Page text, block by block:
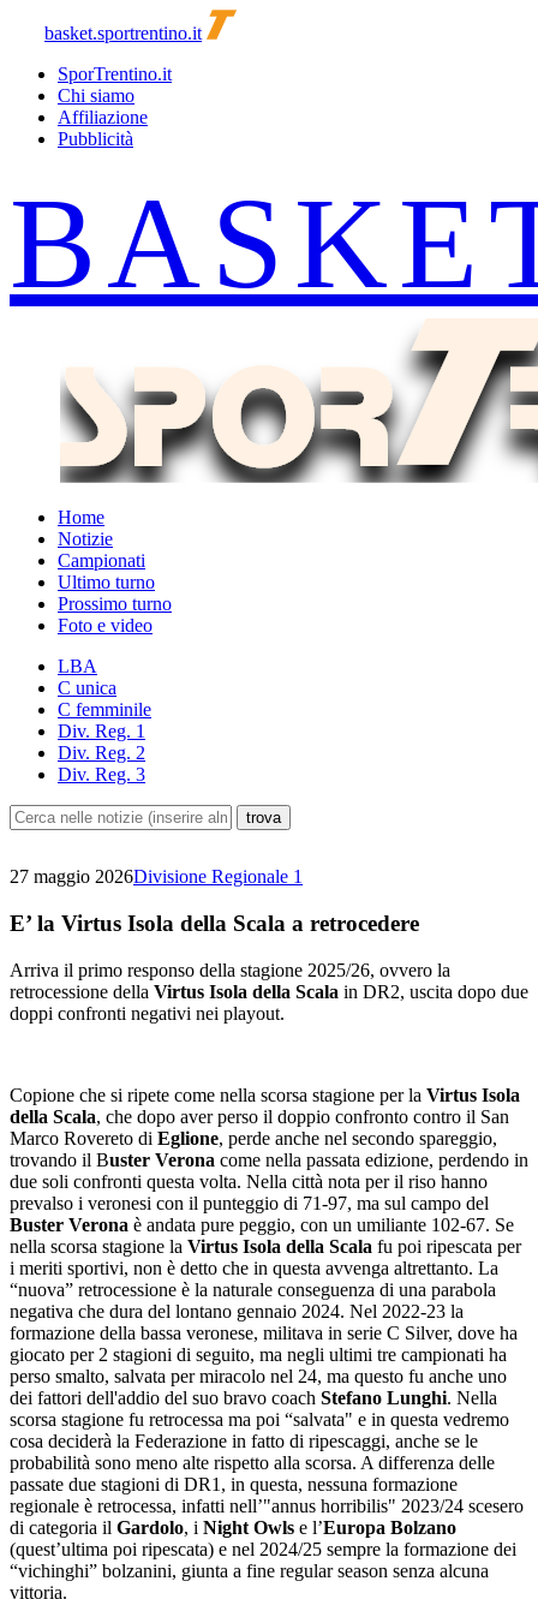
basket.sportrentino.it
SporTrentino.it
Chi siamo
Affiliazione
Pubblicità
Home
Notizie
Campionati
Ultimo turno
Prossimo turno
Foto e video
LBA
C unica
C femminile
Div. Reg. 1
Div. Reg. 2
Div. Reg. 3
27 maggio 2026Divisione Regionale 1
E’ la Virtus Isola della Scala a retrocedere
Arriva il primo responso della stagione 2025/26, ovvero la
retrocessione della Virtus Isola della Scala in DR2, uscita dopo due
doppi confronti negativi nei playout.
Copione che si ripete come nella scorsa stagione per la Virtus Isola
della Scala, che dopo aver perso il doppio confronto contro il San
Marco Rovereto di Eglione, perde anche nel secondo spareggio,
trovando il Buster Verona come nella passata edizione, perdendo in
due soli confronti questa volta. Nella città nota per il riso hanno
prevalso i veronesi con il punteggio di 71-97, ma sul campo del
Buster Verona è andata pure peggio, con un umiliante 102-67. Se
nella scorsa stagione la Virtus Isola della Scala fu poi ripescata per
i meriti sportivi, non è detto che in questa avvenga altrettanto. La
“nuova” retrocessione è la naturale conseguenza di una parabola
negativa che dura del lontano gennaio 2024. Nel 2022-23 la
formazione della bassa veronese, militava in serie C Silver, dove ha
giocato per 2 stagioni di seguito, ma negli ultimi tre campionati ha
perso smalto, salvata per miracolo nel 24, ma questo fu anche uno
dei fattori dell'addio del suo bravo coach Stefano Lunghi. Nella
scorsa stagione fu retrocessa ma poi “salvata" e in questa vedremo
cosa deciderà la Federazione in fatto di ripescaggi, anche se le
probabilità sono meno alte rispetto alla scorsa. A differenza delle
passate due stagioni di DR1, in questa, nessuna formazione
regionale è retrocessa, infatti nell’"annus horribilis" 2023/24 scesero
di categoria il Gardolo, i Night Owls e l’Europa Bolzano
(quest’ultima poi ripescata) e nel 2024/25 sempre la formazione dei
“vichinghi” bolzanini, giunta a fine regular season senza alcuna
vittoria.